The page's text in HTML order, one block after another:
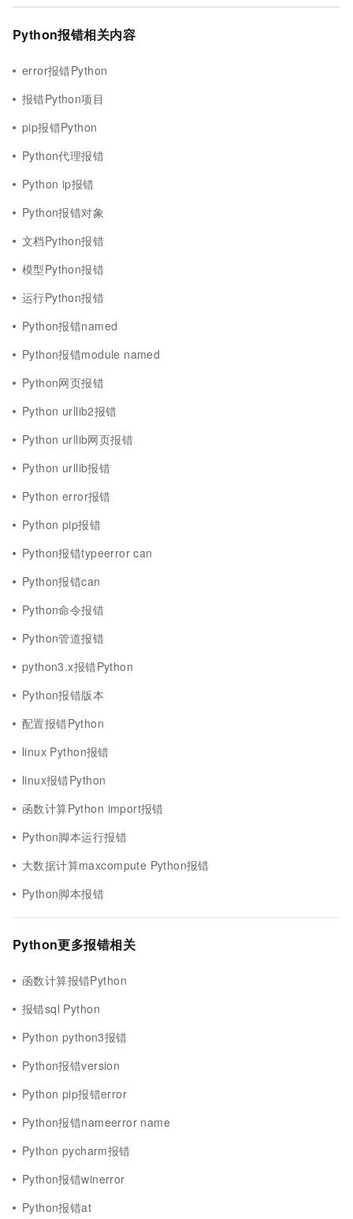
Python报错相关内容
error报错Python
报错Python项目
pip报错Python
Python代理报错
Python ip报错
Python报错对象
文档Python报错
模型Python报错
运行Python报错
Python报错named
Python报错module named
Python网页报错
Python urllib2报错
Python urllib网页报错
Python urllib报错
Python error报错
Python pip报错
Python报错typeerror can
Python报错can
Python命令报错
Python管道报错
python3.x报错Python
Python报错版本
配置报错Python
linux Python报错
linux报错Python
函数计算Python import报错
Python脚本运行报错
大数据计算maxcompute Python报错
Python脚本报错
Python更多报错相关
函数计算报错Python
报错sql Python
Python python3报错
Python报错version
Python pip报错error
Python报错nameerror name
Python pycharm报错
Python报错winerror
Python报错at